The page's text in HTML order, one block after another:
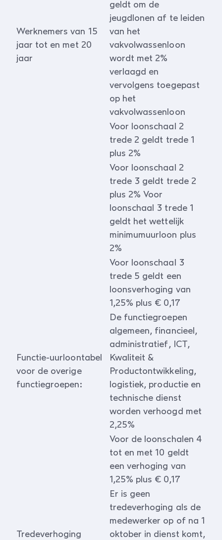
Werknemers van 15
jaar tot en met 20
jaar
geldt om de
jeugdlonen af te leiden
van het
vakvolwassenloon
wordt met 2%
verlaagd en
vervolgens toegepast
op het
vakvolwassenloon
Voor loonschaal 2
trede 2 geldt trede 1
plus 2%
Voor loonschaal 2
trede 3 geldt trede 2
plus 2% Voor
loonschaal 3 trede 1
geldt het wettelijk
minimumuurloon plus
2%
Voor loonschaal 3
trede 5 geldt een
loonsverhoging van
1,25% plus € 0,17
Functie-uurloontabel
voor de overige
functiegroepen:
De functiegroepen
algemeen, financieel,
administratief, ICT,
Kwaliteit &
Productontwikkeling,
logistiek, productie en
technische dienst
worden verhoogd met
2,25%
Voor de loonschalen 4
tot en met 10 geldt
een verhoging van
1,25% plus € 0,17
Tredeverhoging
Er is geen
tredeverhoging als de
medewerker op of na 1
oktober in dienst komt,